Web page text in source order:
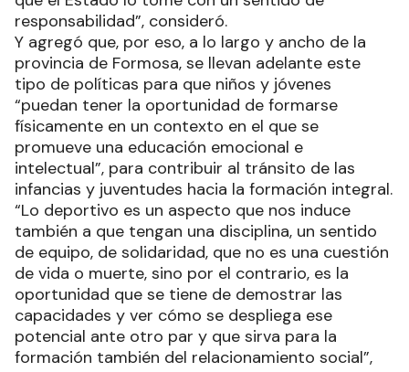
responsabilidad”, consideró.
Y agregó que, por eso, a lo largo y ancho de la
provincia de Formosa, se llevan adelante este
tipo de políticas para que niños y jóvenes
“puedan tener la oportunidad de formarse
físicamente en un contexto en el que se
promueve una educación emocional e
intelectual”, para contribuir al tránsito de las
infancias y juventudes hacia la formación integral.
“Lo deportivo es un aspecto que nos induce
también a que tengan una disciplina, un sentido
de equipo, de solidaridad, que no es una cuestión
de vida o muerte, sino por el contrario, es la
oportunidad que se tiene de demostrar las
capacidades y ver cómo se despliega ese
potencial ante otro par y que sirva para la
formación también del relacionamiento social”,